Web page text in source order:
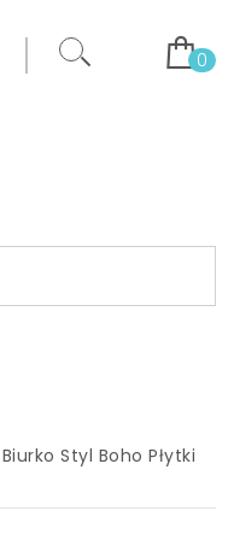
0
Styl Boho Płytki